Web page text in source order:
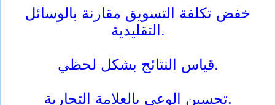
خفض تكلفة التسويق مقارنة بالوسائل
التقليدية.
قياس النتائج بشكل لحظي.
تحسين الوعي بالعلامة التجارية.